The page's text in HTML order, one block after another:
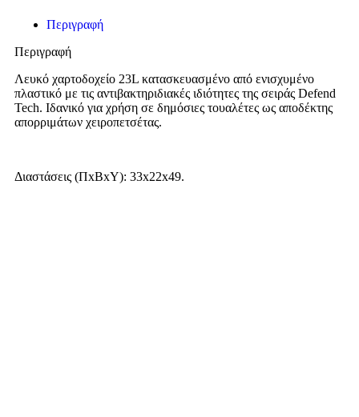
Περιγραφή
Περιγραφή
Λευκό χαρτοδοχείο 23L κατασκευασμένο από ενισχυμένο
πλαστικό με τις αντιβακτηριδιακές ιδιότητες της σειράς Defend
Tech. Ιδανικό για χρήση σε δημόσιες τουαλέτες ως αποδέκτης
απορριμάτων χειροπετσέτας.
Διαστάσεις (ΠxΒxΥ): 33x22x49.